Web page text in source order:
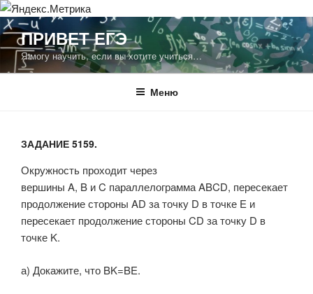
Перейти
содержимому
ПРИВЕТ ЕГЭ
Я могу научить, если вы хотите учиться…
Меню
ЗАДАНИЕ 5159.
Окружность проходит через
вершины A, B и C параллелограмма ABCD, пересекает
продолжение стороны AD за точку D в точке E и
пересекает продолжение стороны CD за точку D в
точке K.
а) Докажите, что BK=BE.